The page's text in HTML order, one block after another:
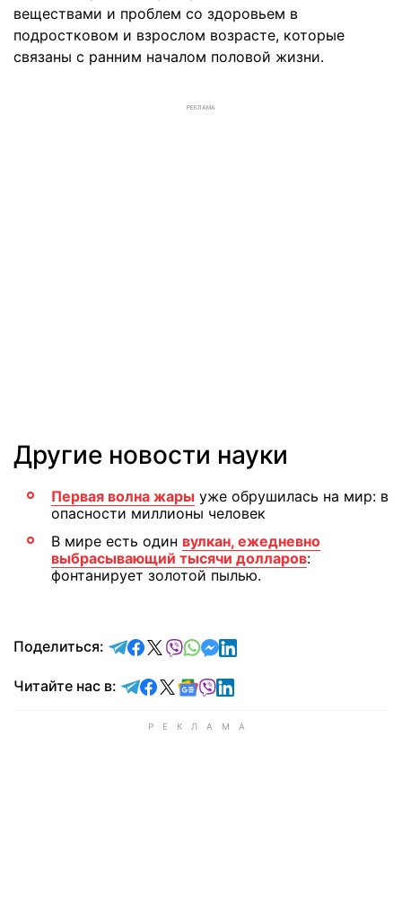
веществами и проблем со здоровьем в
подростковом и взрослом возрасте, которые
связаны с ранним началом половой жизни.
РЕКЛАМА
Другие новости науки
Первая волна жары уже обрушилась на мир: в
опасности миллионы человек
В мире есть один вулкан, ежедневно
выбрасывающий тысячи долларов:
фонтанирует золотой пылью.
Поделиться: отправить в Telegram
поделиться в Facebook
поделиться в X
отправить в Viber
отправить в Whatsapp
отправить в Messenger
отправить в LinkedIn
Читайте нас в: Читайте в Telegram
Читайте в Facebook
Читайте в X
Читайте в Google news
Читайте в Viber
Читайте в LinkedIn